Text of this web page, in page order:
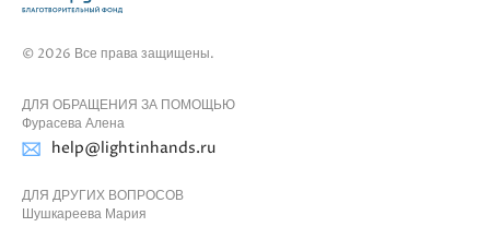
© 2026 Все права защищены.
ДЛЯ ОБРАЩЕНИЯ ЗА ПОМОЩЬЮ
Фурасева Алена
help@lightinhands.ru
ДЛЯ ДРУГИХ ВОПРОСОВ
Шушкареева Мария